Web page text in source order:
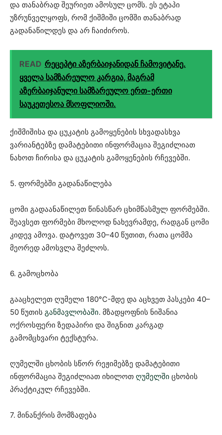
და თანაბრად შეურიეთ ამოსულ ცომს. ეს ეტაპი
უზრუნველყოფს, რომ ქიშმიში ცომში თანაბრად
გადანაწილდეს და არ ჩაიძიროს.
READ რეცეპტი აზერბაიჯანიდან ჩამოვიტანე.
ყველა სამზარეულო კარგია, მაგრამ
აზერბაიჯანული სამზარეულო ერთ-ერთი
საუკეთესოა მსოფლიოში.
ქიშმიშისა და ცუკატის გამოყენების სხვადასხვა
ვარიანტებზე დამატებითი ინფორმაცია შეგიძლიათ
ნახოთ ჩირისა და ცუკატის გამოყენების რჩევებში.
5. ფორმებში გადანაწილება
ცომი გადაანაწილეთ წინასწარ ცხიმწასმულ ფორმებში.
შეავსეთ ფორმები მხოლოდ ნახევრამდე, რადგან ცომი
კიდევ ამოვა. დატოვეთ 30–40 წუთით, რათა ცომმა
მეორედ ამოსვლა შეძლოს.
6. გამოცხობა
გააცხელეთ ღუმელი 180°C-მდე და აცხვეთ პასკები 40–
50 წუთის განმავლობაში. მზადყოფნის ნიშანია
ოქროსფერი ზედაპირი და შიგნით კარგად
გამომცხვარი ტექსტურა.
ღუმელში ცხობის სწორ რეჟიმებზე დამატებითი
ინფორმაცია შეგიძლიათ იხილოთ ღუმელში ცხობის
პრაქტიკულ რჩევებში.
7. მინანქრის მომზადება